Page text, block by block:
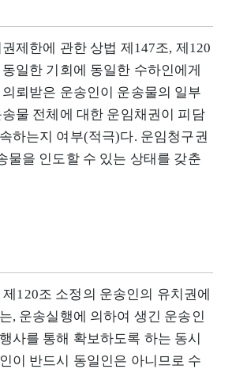
제한에 관한 상법 제147조, 제120
일한 기회에 동일한 수하인에게
뢰받은 운송인이 운송물의 일부
물 전체에 대한 운임채권이 피담
하는지 여부(적극)다. 운임청구권
물을 인도할 수 있는 상태를 갖춘
120조 소정의 운송인의 유치권에
, 운송실행에 의하여 생긴 운송인
사를 통해 확보하도록 하는 동시
이 반드시 동일인은 아니므로 수